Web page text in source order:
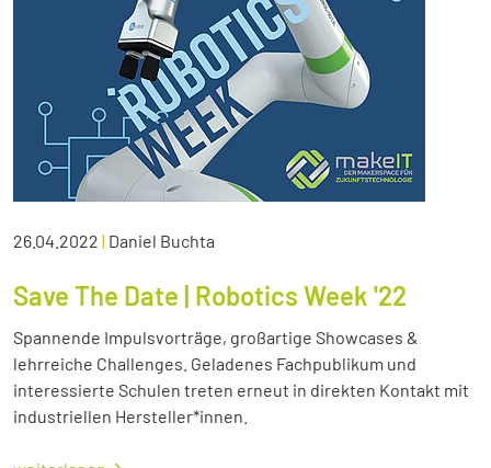
26.04.2022 | Daniel Buchta
Save The Date | Robotics Week '22
Spannende Impulsvorträge, großartige Showcases &
lehrreiche Challenges. Geladenes Fachpublikum und
interessierte Schulen treten erneut in direkten Kontakt mit
industriellen Hersteller*innen.